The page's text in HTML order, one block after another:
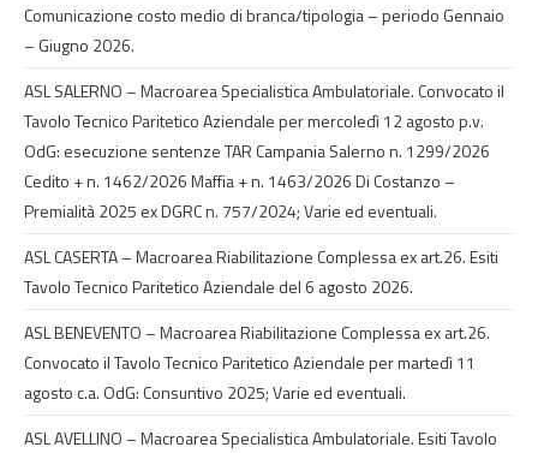
Comunicazione costo medio di branca/tipologia – periodo Gennaio
– Giugno 2026.
ASL SALERNO – Macroarea Specialistica Ambulatoriale. Convocato il
Tavolo Tecnico Paritetico Aziendale per mercoledì 12 agosto p.v.
OdG: esecuzione sentenze TAR Campania Salerno n. 1299/2026
Cedito + n. 1462/2026 Maffia + n. 1463/2026 Di Costanzo –
Premialità 2025 ex DGRC n. 757/2024; Varie ed eventuali.
ASL CASERTA – Macroarea Riabilitazione Complessa ex art.26. Esiti
Tavolo Tecnico Paritetico Aziendale del 6 agosto 2026.
ASL BENEVENTO – Macroarea Riabilitazione Complessa ex art.26.
Convocato il Tavolo Tecnico Paritetico Aziendale per martedì 11
agosto c.a. OdG: Consuntivo 2025; Varie ed eventuali.
ASL AVELLINO – Macroarea Specialistica Ambulatoriale. Esiti Tavolo